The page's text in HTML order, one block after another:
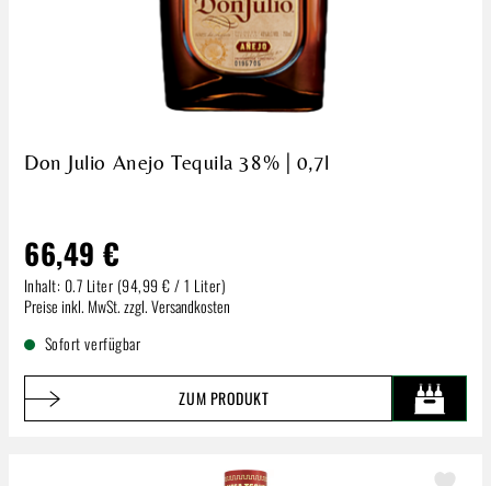
Don Julio Anejo Tequila 38% | 0,7l
66,49 €
Inhalt: 0.7 Liter (94,99 € / 1 Liter)
Regulärer Preis:
Preise inkl. MwSt. zzgl. Versandkosten
Sofort verfügbar
ZUM PRODUKT